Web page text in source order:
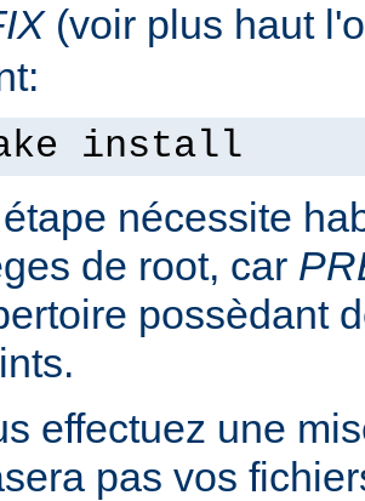
(voir plus haut
install
nécessite
de root, car
possèdant
effectuez une
pas vos